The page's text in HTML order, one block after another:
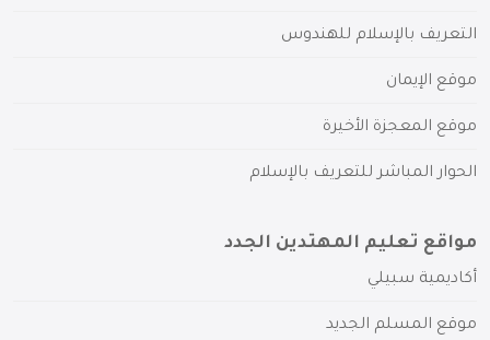
التعريف بالإسلام للهندوس
موقع الإيمان
موقع المعجزة الأخيرة
الحوار المباشر للتعريف بالإسلام
مواقع تعليم المهتدين الجدد
أكاديمية سبيلي
موقع المسلم الجديد